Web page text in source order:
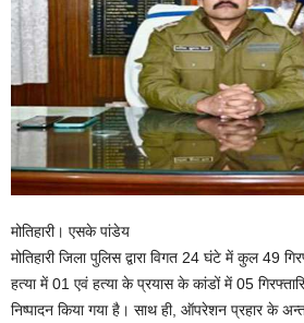
मोतिहारी। एसके पांडेय
मोतिहारी जिला पुलिस द्वारा विगत 24 घंटे में कुल 49
हत्या में 01 एवं हत्या के प्रयास के कांडों में 05
निष्पादन किया गया है। साथ ही, ऑपरेशन प्रहार के